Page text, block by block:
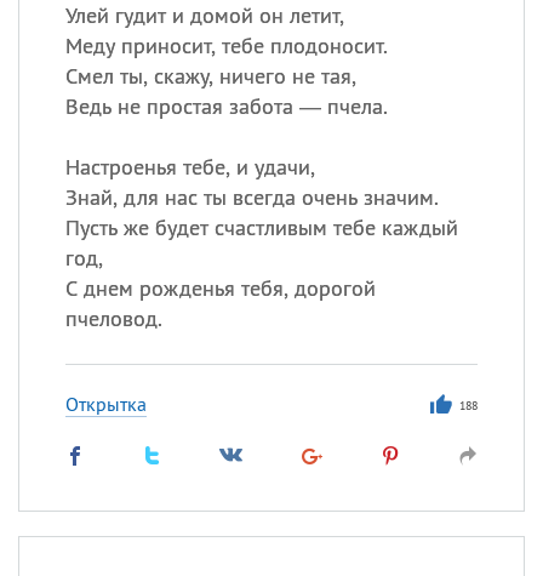
Улей гудит и домой он летит,
Меду приносит, тебе плодоносит.
Смел ты, скажу, ничего не тая,
Ведь не простая забота — пчела.
Настроенья тебе, и удачи,
Знай, для нас ты всегда очень значим.
Пусть же будет счастливым тебе каждый
год,
С днем рожденья тебя, дорогой
пчеловод.
Открытка 188